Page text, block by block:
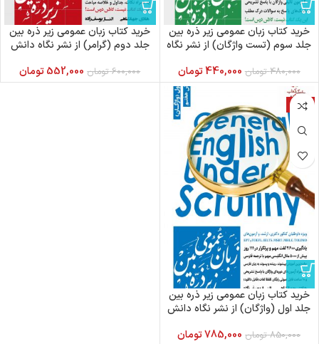
خرید کتاب زبان عمومی زیر ذره بین
جلد سوم (تست واژگان) از نشر نگاه
480,000 تومان 440,000تومان
خرید کتاب زبان عمومی زیر ذره بین
جلد دوم (گرامر) از نشر نگاه دانش
600,000 تومان 552,000تومان
-8%
خرید کتاب زبان عمومی زیر ذره بین
جلد اول (واژگان) از نشر نگاه دانش
850,000 تومان 785,000تومان